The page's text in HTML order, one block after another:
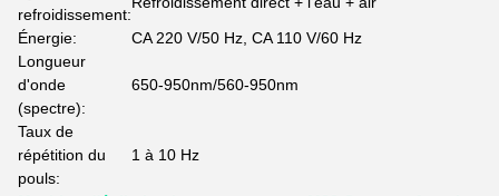
refroidissement:
Énergie:
CA 220 V/50 Hz, CA 110 V/60 Hz
Longueur
d'onde
(spectre):
650-950nm/560-950nm
Taux de
répétition du
pouls:
1 à 10 Hz